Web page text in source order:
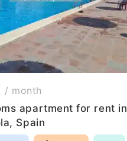
/ month
apartment for rent in
Spain